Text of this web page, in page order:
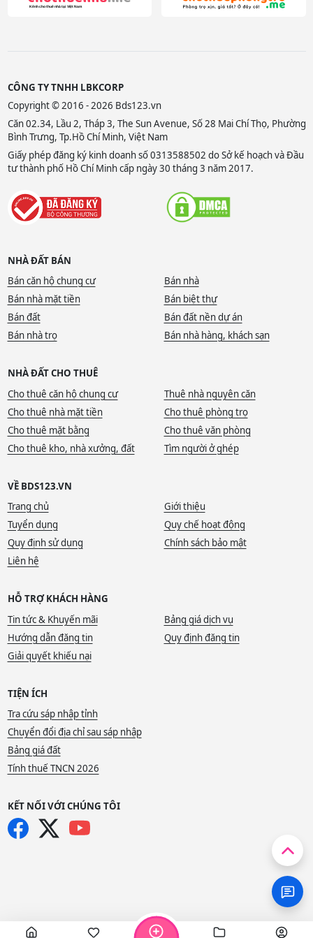
CÔNG TY TNHH LBKCORP
Copyright © 2016 - 2026 Bds123.vn
Căn 02.34, Lầu 2, Tháp 3, The Sun Avenue, Số 28 Mai Chí Thọ, Phường
Bình Trưng, Tp.Hồ Chí Minh, Việt Nam
Giấy phép đăng ký kinh doanh số 0313588502 do Sở kế hoạch và Đầu
tư thành phố Hồ Chí Minh cấp ngày 30 tháng 3 năm 2017.
NHÀ ĐẤT BÁN
Bán căn hộ chung cư
Bán nhà
Bán nhà mặt tiền
Bán biệt thự
Bán đất
Bán đất nền dự án
Bán nhà trọ
Bán nhà hàng, khách sạn
NHÀ ĐẤT CHO THUÊ
Cho thuê căn hộ chung cư
Thuê nhà nguyên căn
Cho thuê nhà mặt tiền
Cho thuê phòng trọ
Cho thuê mặt bằng
Cho thuê văn phòng
Cho thuê kho, nhà xưởng, đất
Tìm người ở ghép
VỀ BDS123.VN
Trang chủ
Giới thiệu
Tuyển dụng
Quy chế hoạt động
Quy định sử dụng
Chính sách bảo mật
Liên hệ
HỖ TRỢ KHÁCH HÀNG
Tin tức & Khuyến mãi
Bảng giá dịch vụ
Hướng dẫn đăng tin
Quy định đăng tin
Giải quyết khiếu nại
TIỆN ÍCH
Tra cứu sáp nhập tỉnh
Chuyển đổi địa chỉ sau sáp nhập
Bảng giá đất
Tính thuế TNCN 2026
KẾT NỐI VỚI CHÚNG TÔI